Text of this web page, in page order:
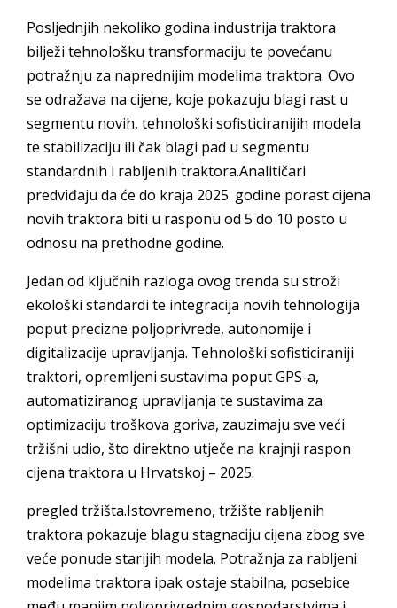
Posljednjih nekoliko godina industrija traktora
bilježi tehnološku transformaciju te povećanu
potražnju za naprednijim modelima traktora. Ovo
se odražava na cijene, koje pokazuju blagi rast u
segmentu novih, tehnološki sofisticiranijih modela
te stabilizaciju ili čak blagi pad u segmentu
standardnih i rabljenih traktora.Analitičari
predviđaju da će do kraja 2025. godine porast cijena
novih traktora biti u rasponu od 5 do 10 posto u
odnosu na prethodne godine.
Jedan od ključnih razloga ovog trenda su stroži
ekološki standardi te integracija novih tehnologija
poput precizne poljoprivrede, autonomije i
digitalizacije upravljanja. Tehnološki sofisticiraniji
traktori, opremljeni sustavima poput GPS-a,
automatiziranog upravljanja te sustavima za
optimizaciju troškova goriva, zauzimaju sve veći
tržišni udio, što direktno utječe na krajnji raspon
cijena traktora u Hrvatskoj – 2025.
pregled tržišta.Istovremeno, tržište rabljenih
traktora pokazuje blagu stagnaciju cijena zbog sve
veće ponude starijih modela. Potražnja za rabljeni
modelima traktora ipak ostaje stabilna, posebice